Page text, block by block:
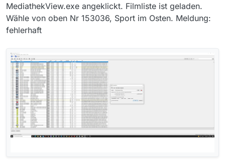
MediathekView.exe angeklickt. Filmliste ist geladen.
Wähle von oben Nr 153036, Sport im Osten. Meldung:
fehlerhaft